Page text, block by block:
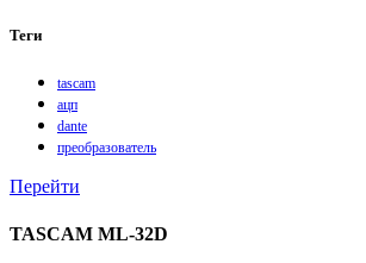
Теги
tascam
ацп
dante
преобразователь
Перейти
TASCAM ML-32D